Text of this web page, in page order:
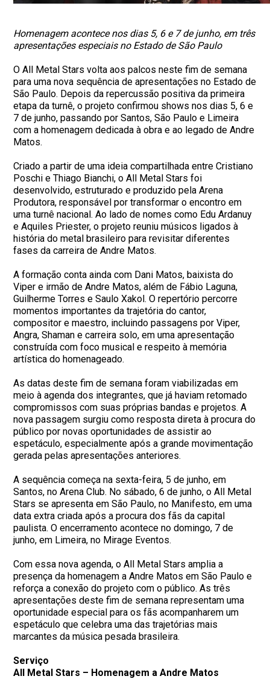
Homenagem acontece nos dias 5, 6 e 7 de junho, em três
apresentações especiais no Estado de São Paulo
O All Metal Stars volta aos palcos neste fim de semana
para uma nova sequência de apresentações no Estado de
São Paulo. Depois da repercussão positiva da primeira
etapa da turnê, o projeto confirmou shows nos dias 5, 6 e
7 de junho, passando por Santos, São Paulo e Limeira
com a homenagem dedicada à obra e ao legado de Andre
Matos.
Criado a partir de uma ideia compartilhada entre Cristiano
Poschi e Thiago Bianchi, o All Metal Stars foi
desenvolvido, estruturado e produzido pela Arena
Produtora, responsável por transformar o encontro em
uma turnê nacional. Ao lado de nomes como Edu Ardanuy
e Aquiles Priester, o projeto reuniu músicos ligados à
história do metal brasileiro para revisitar diferentes
fases da carreira de Andre Matos.
A formação conta ainda com Dani Matos, baixista do
Viper e irmão de Andre Matos, além de Fábio Laguna,
Guilherme Torres e Saulo Xakol. O repertório percorre
momentos importantes da trajetória do cantor,
compositor e maestro, incluindo passagens por Viper,
Angra, Shaman e carreira solo, em uma apresentação
construída com foco musical e respeito à memória
artística do homenageado.
As datas deste fim de semana foram viabilizadas em
meio à agenda dos integrantes, que já haviam retomado
compromissos com suas próprias bandas e projetos. A
nova passagem surgiu como resposta direta à procura do
público por novas oportunidades de assistir ao
espetáculo, especialmente após a grande movimentação
gerada pelas apresentações anteriores.
A sequência começa na sexta-feira, 5 de junho, em
Santos, no Arena Club. No sábado, 6 de junho, o All Metal
Stars se apresenta em São Paulo, no Manifesto, em uma
data extra criada após a procura dos fãs da capital
paulista. O encerramento acontece no domingo, 7 de
junho, em Limeira, no Mirage Eventos.
Com essa nova agenda, o All Metal Stars amplia a
presença da homenagem a Andre Matos em São Paulo e
reforça a conexão do projeto com o público. As três
apresentações deste fim de semana representam uma
oportunidade especial para os fãs acompanharem um
espetáculo que celebra uma das trajetórias mais
marcantes da música pesada brasileira.
Serviço
All Metal Stars – Homenagem a Andre Matos